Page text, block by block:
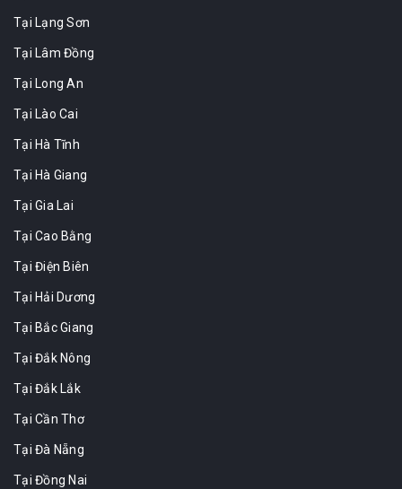
Tại Lạng Sơn
Tại Lâm Đồng
Tại Long An
Tại Lào Cai
Tại Hà Tĩnh
Tại Hà Giang
Tại Gia Lai
Tại Cao Bằng
Tại Điện Biên
Tại Hải Dương
Tại Bắc Giang
Tại Đắk Nông
Tại Đắk Lắk
Tại Cần Thơ
Tại Đà Nẵng
Tại Đồng Nai